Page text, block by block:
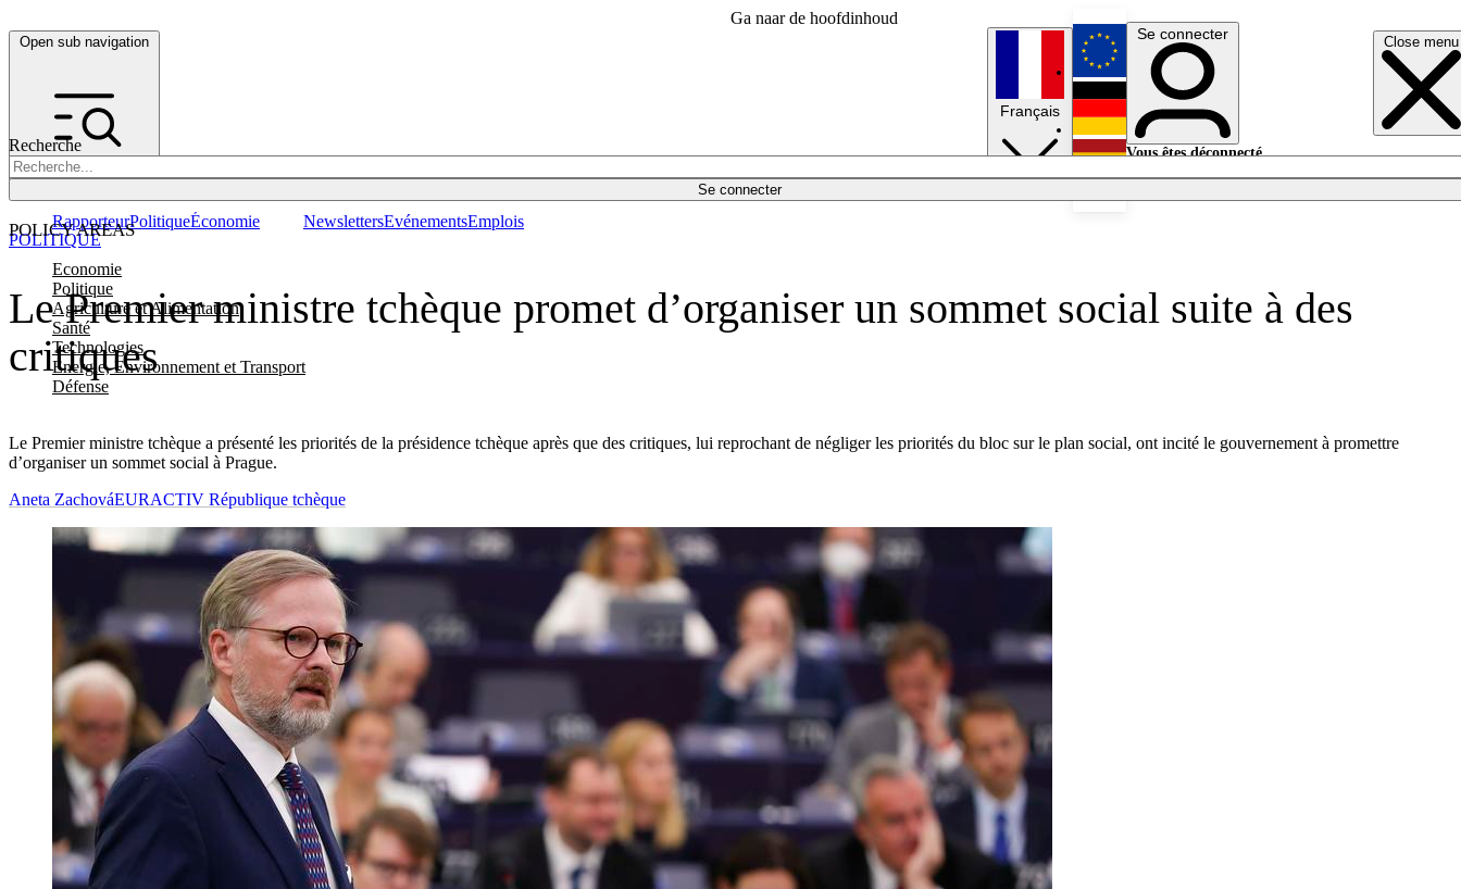
Ga naar de hoofdinhoud
Open sub navigation Close menu
Recherche
Se connecter
POLICY AREAS
Economie
Politique
Agriculture et Alimentation
Santé
Technologies
Energie, Environnement et Transport
Défense
RapporteurPolitiqueÉconomie NewslettersEvénementsEmplois
Français
English
Deutsch
Se connecter
Vous êtes déconnecté.
Le Premier ministre tchèque promet d’organiser un sommet social suite à des
critiques
Le Premier ministre tchèque a présenté les priorités de la présidence tchèque après que des critiques, lui reprochant de négliger les priorités du bloc sur le plan social, ont incité le gouvernement à promettre
d’organiser un sommet social à Prague.
POLITIQUE
Aneta ZachováEURACTIV République tchèque